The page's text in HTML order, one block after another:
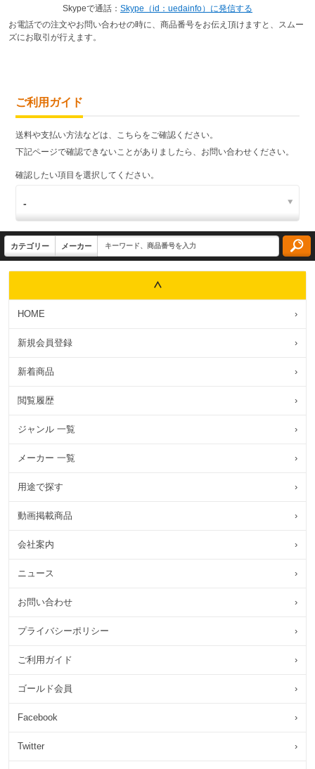
Skypeで通話： Skype（id：uedainfo）に発信する
お電話での注文やお問い合わせの時に、商品番号をお伝え頂けますと、スムー
ズにお取引が行えます。
ご利用ガイド
送料や支払い方法などは、こちらをご確認ください。
下記ページで確認できないことがありましたら、お問い合わせください。
確認したい項目を選択してください。
HOME ›
新規会員登録 ›
新着商品 ›
閲覧履歴 ›
ジャンル 一覧 ›
メーカー 一覧 ›
用途で探す ›
動画掲載商品 ›
会社案内 ›
ニュース ›
お問い合わせ ›
プライバシーポリシー ›
ご利用ガイド ›
ゴールド会員 ›
Facebook ›
Twitter ›